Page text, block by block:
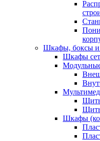
Шкафы, боксы
Шкафы
Шкафы